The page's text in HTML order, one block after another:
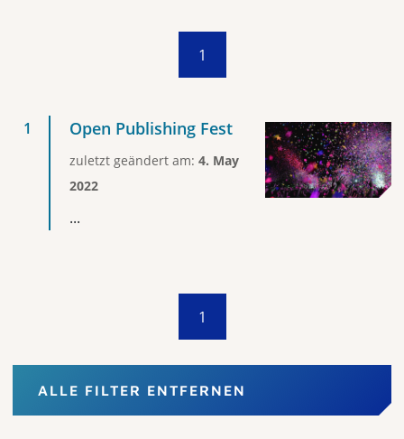
1
Open Publishing Fest
zuletzt geändert am: 4. May
2022
...
1
ALLE FILTER ENTFERNEN